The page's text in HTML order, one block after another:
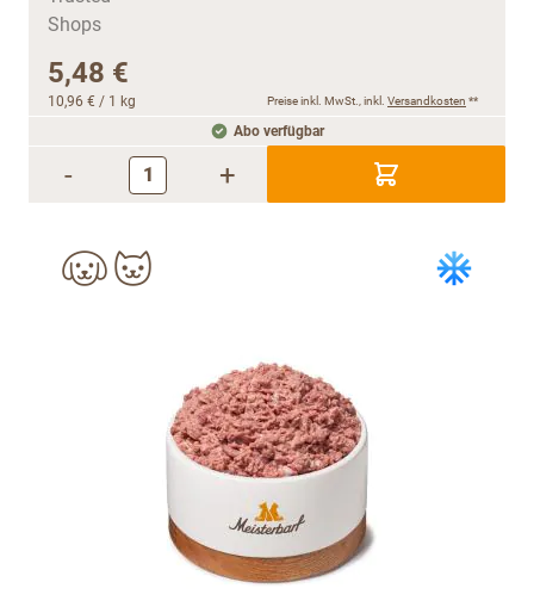
5,48 €
10,96 € / 1 kg Preise inkl. MwSt., inkl. Versandkosten **
Abo verfügbar
- +